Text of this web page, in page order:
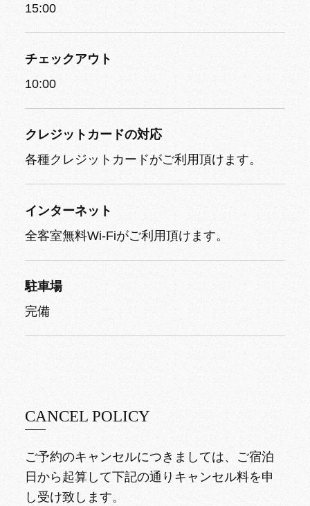
15:00
チェックアウト
10:00
クレジットカードの対応
各種クレジットカードがご利用頂けます。
インターネット
全客室無料Wi-Fiがご利用頂けます。
駐車場
完備
CANCEL POLICY
ご予約のキャンセルにつきましては、ご宿泊
日から起算して下記の通りキャンセル料を申
し受け致します。